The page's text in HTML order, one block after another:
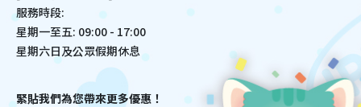
服務時段:
星期一至五: 09:00 - 17:00
星期六日及公眾假期休息
緊貼我們為您帶來更多優惠！